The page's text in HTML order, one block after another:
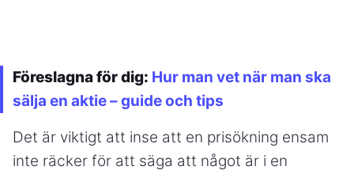
Föreslagna för dig: Hur man vet när man ska
sälja en aktie – guide och tips
Det är viktigt att inse att en prisökning ensam
inte räcker för att säga att något är i en